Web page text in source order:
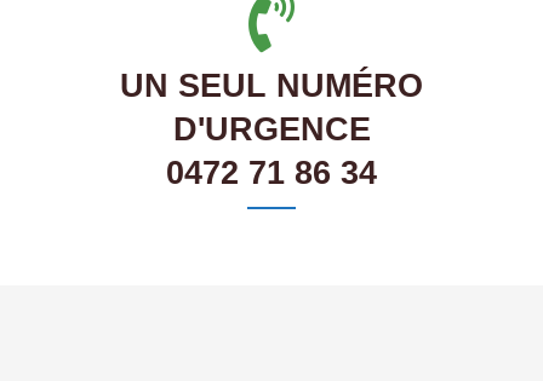
UN SEUL NUMÉRO
D'URGENCE
0472 71 86 34